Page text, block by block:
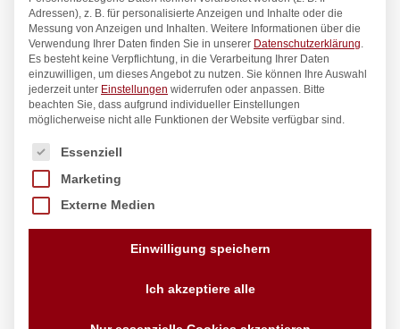
Adressen), z. B. für personalisierte Anzeigen und Inhalte oder die
Messung von Anzeigen und Inhalten. Weitere Informationen über die
Verwendung Ihrer Daten finden Sie in unserer Datenschutzerklärung.
Es besteht keine Verpflichtung, in die Verarbeitung Ihrer Daten
einzuwilligen, um dieses Angebot zu nutzen. Sie können Ihre Auswahl
jederzeit unter Einstellungen widerrufen oder anpassen. Bitte
beachten Sie, dass aufgrund individueller Einstellungen
möglicherweise nicht alle Funktionen der Website verfügbar sind.
Es folgt eine Liste der Service-Gruppen, für die eine
Essenziell
Marketing
Externe Medien
Einwilligung speichern
Ich akzeptiere alle